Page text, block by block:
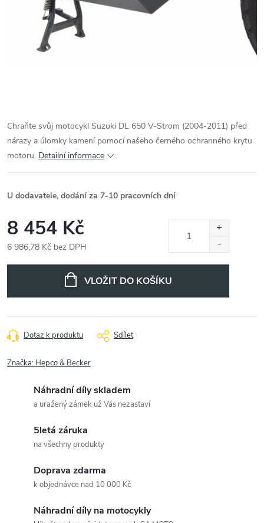
Chraňte svůj motocykl Suzuki DL 650 V-Strom (2004-2011) před
nárazy a úlomky kamení pomocí našeho černého ochranného krytu
motoru. Detailní informace
U dodavatele, dodání za 7-10 pracovních dní
8 454 Kč
6 986,78 Kč bez DPH
VLOŽIT DO KOŠÍKU
Dotaz k produktu Sdílet
Značka: Hepco & Becker
Náhradní díly skladem
a uražený zámek už Vás nezastaví
5letá záruka
na všechny produkty
Doprava zdarma
k objednávce nad 10 000 Kč
Náhradní díly na motocykly